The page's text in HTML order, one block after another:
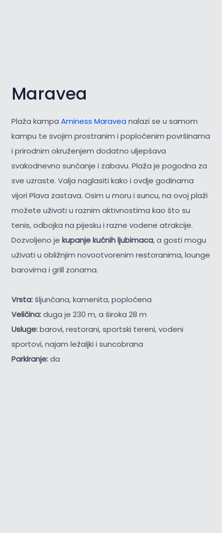
Maravea
Plaža kampa Aminess Maravea nalazi se u samom
kampu te svojim prostranim i popločenim površinama
i prirodnim okruženjem dodatno uljepšava
svakodnevno sunčanje i zabavu. Plaža je pogodna za
sve uzraste. Valja naglasiti kako i ovdje godinama
vijori Plava zastava. Osim u moru i suncu, na ovoj plaži
možete uživati u raznim aktivnostima kao što su
tenis, odbojka na pijesku i razne vodene atrakcije.
Dozvoljeno je kupanje kućnih ljubimaca, a gosti mogu
uživati u obližnjim novootvorenim restoranima, lounge
barovima i grill zonama.
Vrsta:šljunčana, kamenita, popločena
Veličina:duga je 230 m, a široka 28 m
Usluge:barovi, restorani, sportski tereni, vodeni
sportovi, najam ležaljki i suncobrana
Parkiranje:da